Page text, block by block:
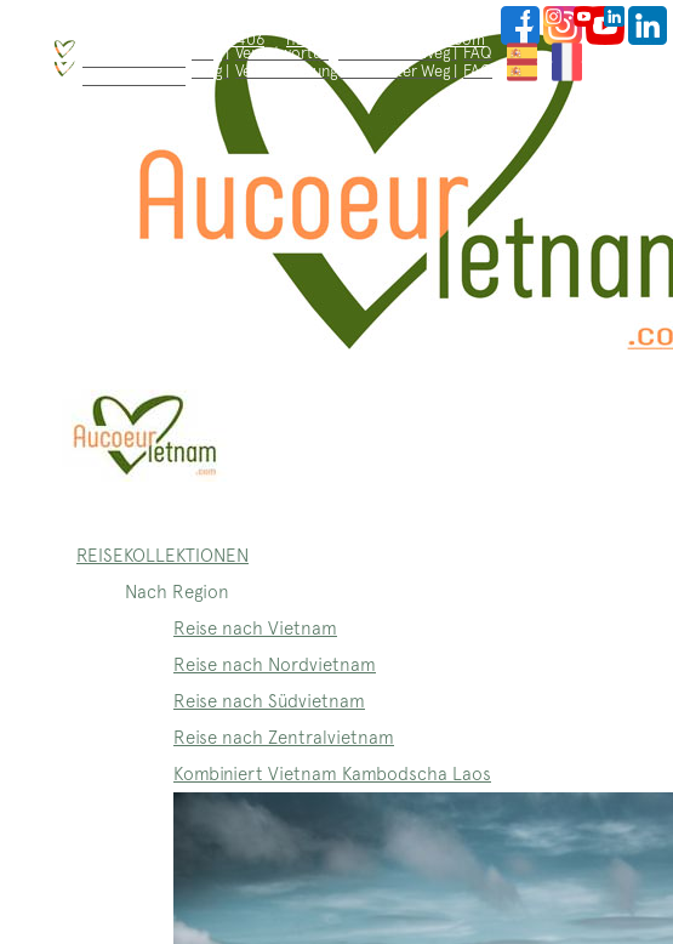
WhatsApp: +84.909.426.406 hallo@aucoeurvietnam.com
Blog | Verantwortungsbewusster Weg | FAQ
REISEKOLLEKTIONEN
Nach Region
Reise nach Vietnam
Reise nach Nordvietnam
Reise nach Südvietnam
Reise nach Zentralvietnam
Kombiniert Vietnam Kambodscha Laos
Blog | Verantwortungsbewusster Weg | FAQ